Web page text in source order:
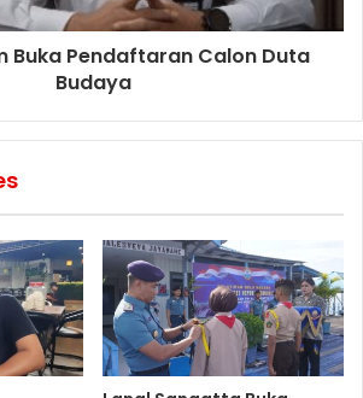
Buka Pendaftaran Calon Duta
Budaya